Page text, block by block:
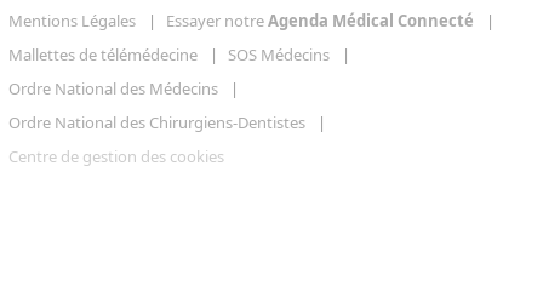
Mentions Légales
Essayer notreAgenda Médical Connecté
Mallettes de télémédecine
SOS Médecins
Ordre National des Médecins
Ordre National des Chirurgiens-Dentistes
Centre de gestion des cookies